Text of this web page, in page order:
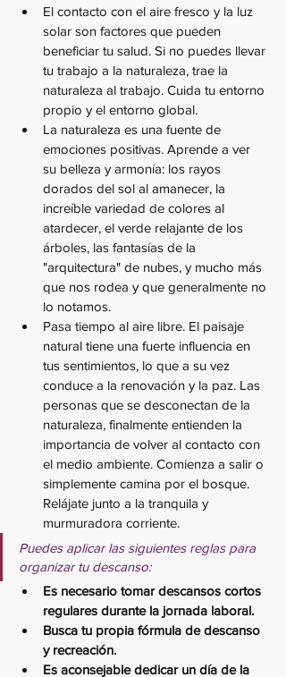
El contacto con el aire fresco y la luz
solar son factores que pueden
beneficiar tu salud. Si no puedes llevar
tu trabajo a la naturaleza, trae la
naturaleza al trabajo. Cuida tu entorno
propio y el entorno global.
La naturaleza es una fuente de
emociones positivas. Aprende a ver
su belleza y armonía: los rayos
dorados del sol al amanecer, la
increíble variedad de colores al
atardecer, el verde relajante de los
árboles, las fantasías de la
"arquitectura" de nubes, y mucho más
que nos rodea y que generalmente no
lo notamos.
Pasa tiempo al aire libre. El paisaje
natural tiene una fuerte influencia en
tus sentimientos, lo que a su vez
conduce a la renovación y la paz. Las
personas que se desconectan de la
naturaleza, finalmente entienden la
importancia de volver al contacto con
el medio ambiente. Comienza a salir o
simplemente camina por el bosque.
Relájate junto a la tranquila y
murmuradora corriente.
Puedes aplicar las siguientes reglas para
organizar tu descanso:
Es necesario tomar descansos cortos
regulares durante la jornada laboral.
Busca tu propia fórmula de descanso
y recreación.
Es aconsejable dedicar un día de la